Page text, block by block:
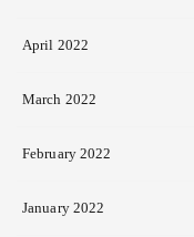
April 2022
March 2022
February 2022
January 2022